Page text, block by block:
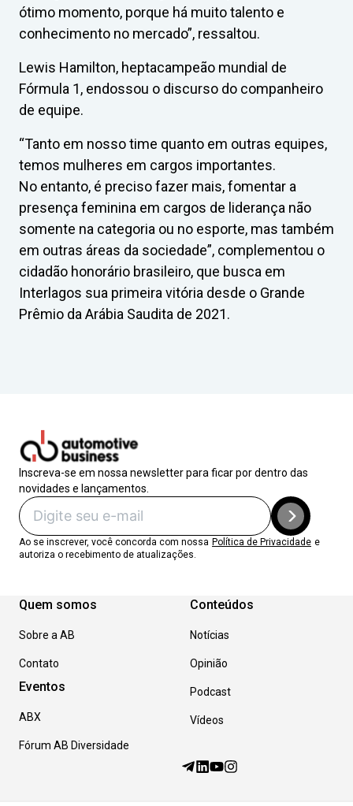
ótimo momento, porque há muito talento e
conhecimento no mercado”, ressaltou.
Lewis Hamilton, heptacampeão mundial de
Fórmula 1, endossou o discurso do companheiro
de equipe.
“Tanto em nosso time quanto em outras equipes,
temos mulheres em cargos importantes.
No entanto, é preciso fazer mais, fomentar a
presença feminina em cargos de liderança não
somente na categoria ou no esporte, mas também
em outras áreas da sociedade”, complementou o
cidadão honorário brasileiro, que busca em
Interlagos sua primeira vitória desde o Grande
Prêmio da Arábia Saudita de 2021.
Inscreva-se em nossa newsletter para ficar por dentro das
novidades e lançamentos.
Ao se inscrever, você concorda com nossa Política de Privacidade e
autoriza o recebimento de atualizações.
Quem somos
Sobre a AB
Contato
Eventos
ABX
Fórum AB Diversidade
Conteúdos
Notícias
Opinião
Podcast
Vídeos